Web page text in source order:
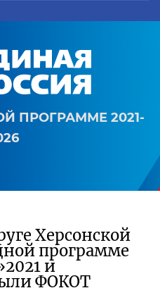
ПРОГРАММЕ 2021-
Херсонской
программе
и
ФОКОТ